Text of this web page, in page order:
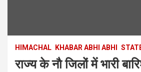
HIMACHAL KHABAR ABHI ABHI
राज्य के नाै जिलों में भारी